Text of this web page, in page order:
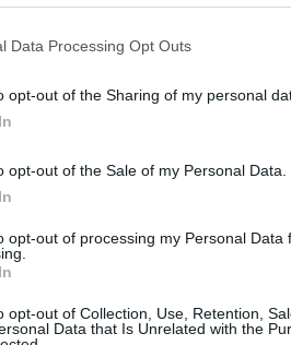
Data Processing Opt Outs
opt-out of the Sharing of my personal
opt-out of the Sale of my Personal Data.
opt-out of processing my Personal Data
opt-out of Collection, Use, Retention,
Data that Is Unrelated with the
εντάσσεται στο ήδη
όπου η αντιπαράθεση
διακυβέρνησης, ασφάλειας
State Pen: Τα μεταφυσικά
– Τα φρικιαστικά
την θερμοκρασία